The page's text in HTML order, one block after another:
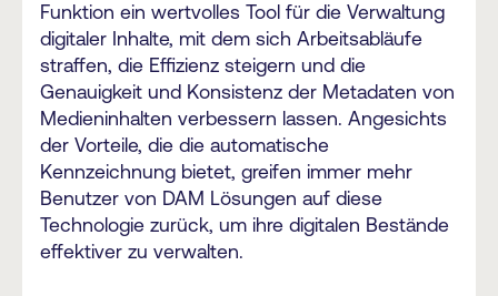
Funktion ein wertvolles Tool für die Verwaltung
digitaler Inhalte, mit dem sich Arbeitsabläufe
straffen, die Effizienz steigern und die
Genauigkeit und Konsistenz der Metadaten von
Medieninhalten verbessern lassen. Angesichts
der Vorteile, die die automatische
Kennzeichnung bietet, greifen immer mehr
Benutzer von DAM Lösungen auf diese
Technologie zurück, um ihre digitalen Bestände
effektiver zu verwalten.